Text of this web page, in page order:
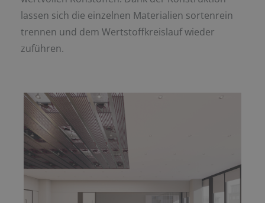
lassen sich die einzelnen Materialien sortenrein
trennen und dem Wertstoffkreislauf wieder
zuführen.